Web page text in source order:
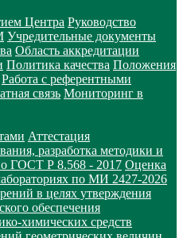
Центра Руководство
Учредительные документы
Область аккредитации
Политика качества Положения
Работа с референтными
связь Мониторинг в
Аттестация
разработка методики и
ГОСТ Р 8.568 - 2017 Оценка
по МИ 2427-2026
в целях утверждения
обеспечения
химических средств